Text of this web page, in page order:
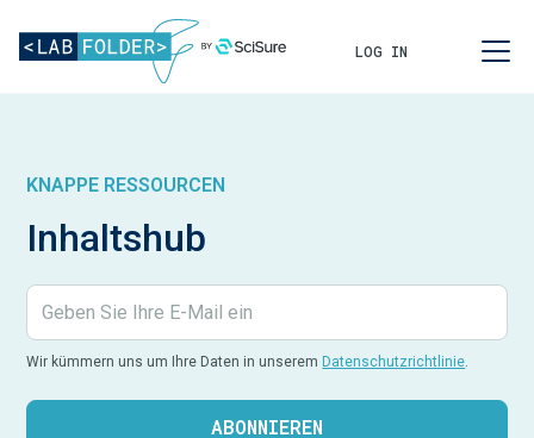
LOG IN
KNAPPE RESSOURCEN
Inhaltshub
Wir kümmern uns um Ihre Daten in unserem Datenschutzrichtlinie